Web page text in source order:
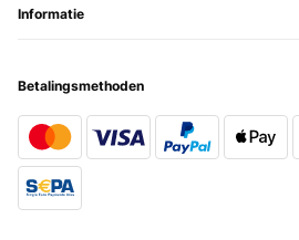
Informatie
Betalingsmethoden